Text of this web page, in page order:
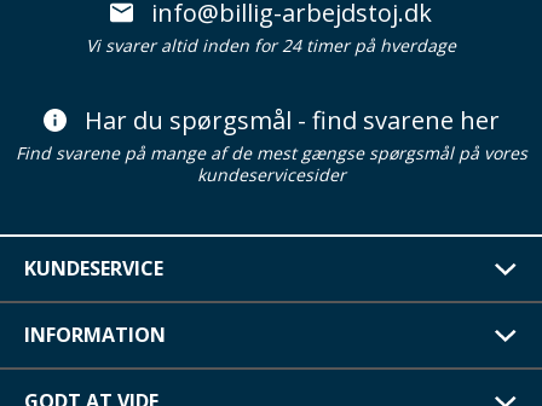
info@billig-arbejdstoj.dk
Vi svarer altid inden for 24 timer på hverdage
Har du spørgsmål - find svarene her
Find svarene på mange af de mest gængse spørgsmål på vores
kundeservicesider
KUNDESERVICE
INFORMATION